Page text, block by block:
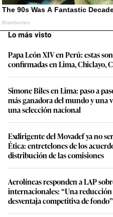
Lo más visto
Papa León XIV en Perú: estas
confirmadas en Lima, Chiclayo,
Simone Biles en Lima: paso a
más ganadora del mundo y una
una selección nacional
Exdirigente del Movadef ya no
Ética: entretelones de los
distribución de las comisiones
Aerolíneas responden a LAP
internacionales: “Una
desventaja competitiva de fondo”